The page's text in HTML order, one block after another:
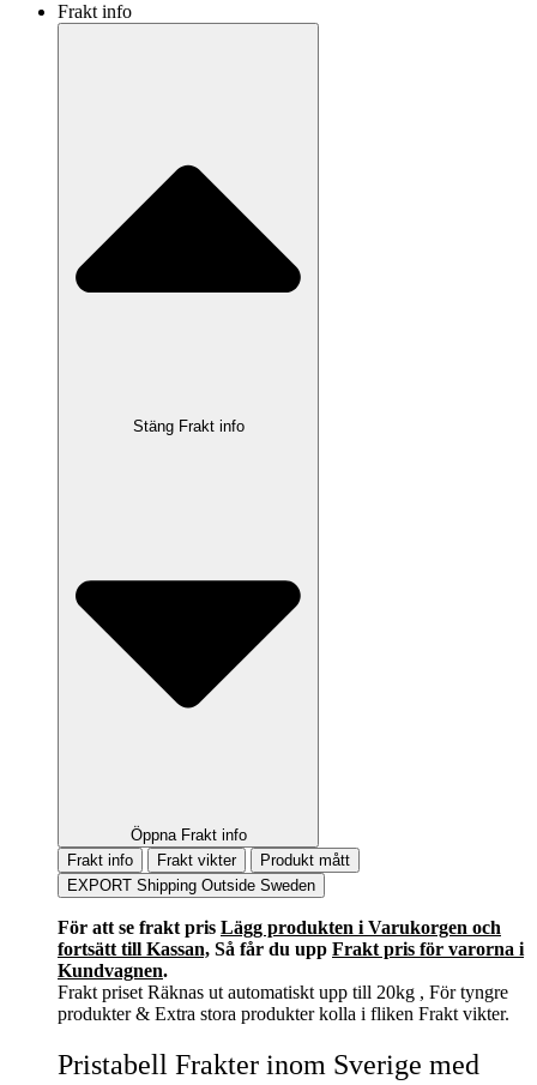
Frakt info
Stäng Frakt info
Öppna Frakt info
Frakt info
Frakt vikter
Produkt mått
EXPORT Shipping Outside Sweden
För att se frakt pris Lägg produkten i Varukorgen och
fortsätt till Kassan, Så får du upp Frakt pris för varorna i
Kundvagnen.
Frakt priset Räknas ut automatiskt upp till 20kg , För tyngre
produkter & Extra stora produkter kolla i fliken Frakt vikter.
Pristabell Frakter inom Sverige med